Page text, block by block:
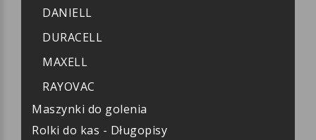
DANIELL
DURACELL
MAXELL
RAYOVAC
Maszynki do golenia
Rolki do kas - Długopisy